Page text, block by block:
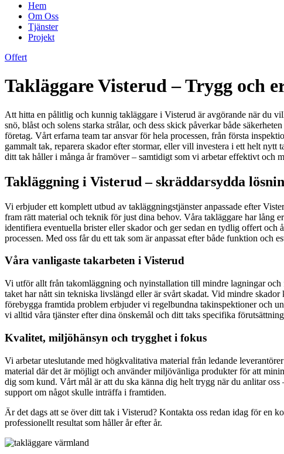
Hem
Om Oss
Tjänster
Projekt
Offert
Takläggare Visterud – Trygg och
Att hitta en pålitlig och kunnig takläggare i Visterud är avgörande när du
snö, blåst och solens starka strålar, och dess skick påverkar både
företag. Vårt erfarna team tar ansvar för hela processen, från första
gammalt tak, reparera skador efter stormar, eller vill investera i ett helt
ditt tak håller i många år framöver – samtidigt som vi arbetar effektivt och
Takläggning i Visterud – skräddarsydda
Vi erbjuder ett komplett utbud av takläggningstjänster anpassade efter
fram rätt material och teknik för just dina behov. Våra takläggare har lång
identifiera eventuella brister eller skador och ger sedan en tydlig offert
processen. Med oss får du ett tak som är anpassat efter både funktion och
Våra vanligaste takarbeten i Visterud
Vi utför allt från takomläggning och nyinstallation till mindre lagningar
taket har nått sin tekniska livslängd eller är svårt skadat. Vid mindre
förebygga framtida problem erbjuder vi regelbundna takinspektioner och
vi alltid våra tjänster efter dina önskemål och ditt taks specifika
Kvalitet, miljöhänsyn och trygghet i fokus
Vi arbetar uteslutande med högkvalitativa material från ledande
material där det är möjligt och använder miljövänliga produkter för att
dig som kund. Vårt mål är att du ska känna dig helt trygg när du anlitar
support om något skulle inträffa i framtiden.
Är det dags att se över ditt tak i Visterud? Kontakta oss redan idag för en
professionellt resultat som håller år efter år.